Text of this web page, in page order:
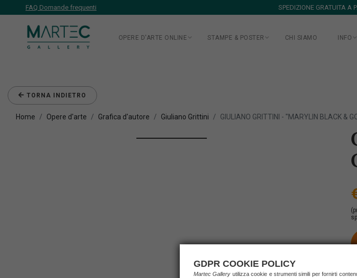
FAQ Domande frequenti SPEDIZIONE GRATUITA A
OPERE D'ARTE ONLINE STAMPE & POSTER CHI SIAMO INFO
TORNA INDIETRO
Home Opere d'arte Grafica d'autore Giuliano Grittini GIULIANO GRITTINI - "MARYLIN BLACK &
GDPR COOKIE POLICY
Martec Gallery utilizza cookie e strumenti simili per fornirti